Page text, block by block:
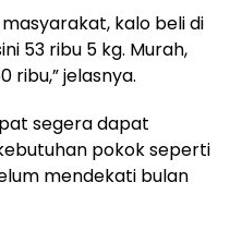
kalo beli di
53 ribu 5 kg. Murah,
ribu,” jelasnya.
segera dapat
pokok seperti
mendekati bulan